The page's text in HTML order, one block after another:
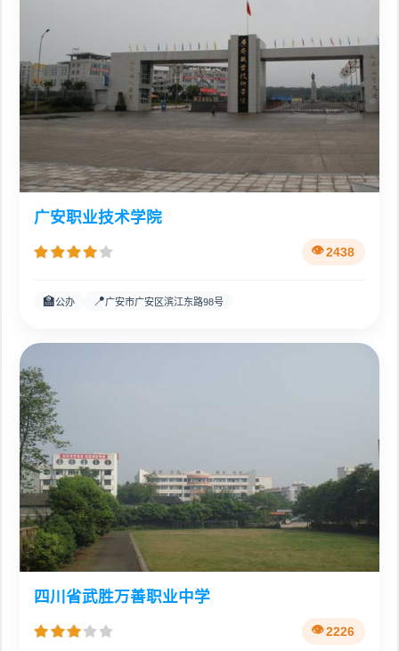
广安职业技术学院
2438
🏫公办 📍广安市广安区滨江东路98号
四川省武胜万善职业中学
2226